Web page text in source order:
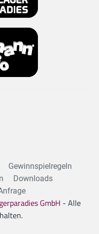
Gewinnspielregeln
Downloads
GmbH - Alle